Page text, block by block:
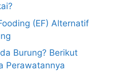
(EF) Alternatif
Burung? Berikut
Perawatannya